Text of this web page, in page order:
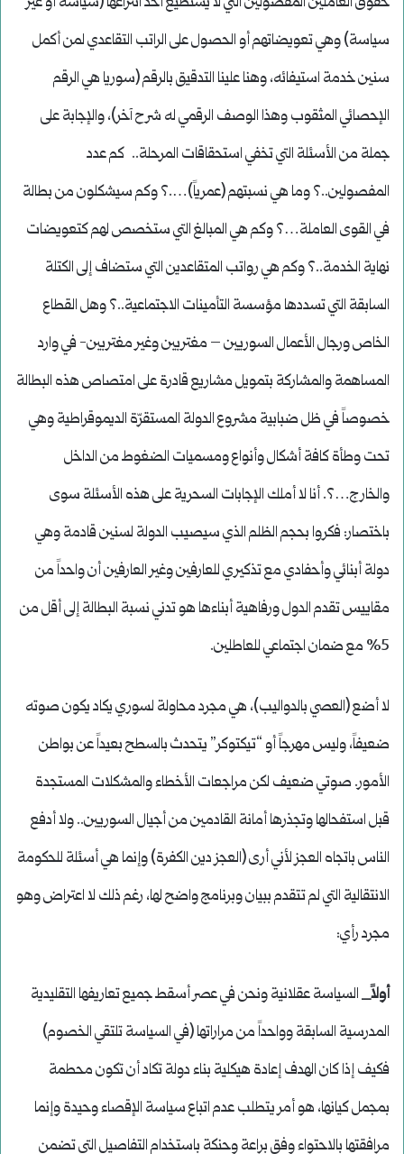
سياسة) وهي تعويضاتهم أو الحصول على الراتب التقاعدي لمن أكمل
سنين خدمة استيفائه، وهنا علينا التدقيق بالرقم (سوريا هي الرقم
الإحصائي المثقوب وهذا الوصف الرقمي له شرح آخر)، والإجابة على
جملة من الأسئلة التي تخفي استحقاقات المرحلة.. كم عدد
المفصولين..؟ وما هي نسبتهم (عمرياً)….؟ وكم سيشكلون من بطالة
في القوى العاملة…؟ وكم هي المبالغ التي ستخصص لهم كتعويضات
نهاية الخدمة..؟ وكم هي رواتب المتقاعدين التي ستضاف إلى الكتلة
السابقة التي تسددها مؤسسة التأمينات الاجتماعية..؟ وهل القطاع
الخاص ورجال الأعمال السوريين – مغتربين وغير مغتربين- في وارد
المساهمة والمشاركة بتمويل مشاريع قادرة على امتصاص هذه البطالة
خصوصاً في ظل ضبابية مشروع الدولة المستقرّة الديموقراطية وهي
تحت وطأة كافة أشكال وأنواع ومسميات الضغوط من الداخل
والخارج…؟. أنا لا أملك الإجابات السحرية على هذه الأسئلة سوى
باختصار: فكروا بحجم الظلم الذي سيصيب الدولة لسنين قادمة وهي
دولة أبنائي وأحفادي مع تذكيري للعارفين وغير العارفين أن واحداً من
مقاييس تقدم الدول ورفاهية أبناءها هو تدني نسبة البطالة إلى أقل من
5% مع ضمان اجتماعي للعاطلين.
لا أضع (العصي بالدواليب)، هي مجرد محاولة لسوري يكاد يكون صوته
ضعيفاً، وليس مهرجاً أو “تيكتوكر” يتحدث بالسطح بعيداً عن بواطن
الأمور. صوتي ضعيف لكن مراجعات الأخطاء والمشكلات المستجدة
قبل استفحالها وتجذرها أمانة القادمين من أجيال السوريين.. ولا أدفع
الناس باتجاه العجز لأني أرى (العجز دين الكفرة) وإنما هي أسئلة للحكومة
الانتقالية التي لم تتقدم ببيان وبرنامج واضح لها، رغم ذلك لا اعتراض وهو
مجرد رأي:
أولاً_السياسة عقلانية ونحن في عصر أسقط جميع تعاريفها التقليدية
المدرسية السابقة وواحداً من مراراتها (في السياسة تلتقي الخصوم)
فكيف إذا كان الهدف إعادة هيكلية بناء دولة تكاد أن تكون محطمة
بمجمل كيانها، هو أمر يتطلب عدم اتباع سياسة الإقصاء وحيدة وإنما
مرافقتها بالاحتواء وفق براعة وحنكة باستخدام التفاصيل التي تضمن